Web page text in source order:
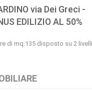
via Dei Greci -
EDILIZIO AL 50%
di mq.135 disposto su 2